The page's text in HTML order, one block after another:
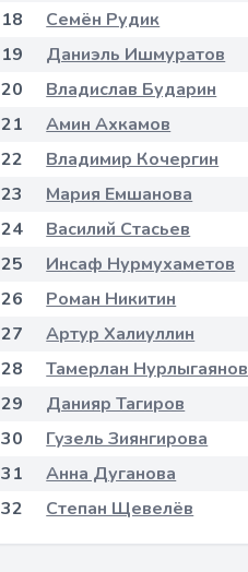
18
Семён Рудик
19
Даниэль Ишмуратов
20
Владислав Бударин
21
Амин Ахкамов
22
Владимир Кочергин
23
Мария Емшанова
24
Василий Стасьев
25
Инсаф Нурмухаметов
26
Роман Никитин
27
Артур Халиуллин
28
Тамерлан Нурлыгаянов
29
Данияр Тагиров
30
Гузель Зиянгирова
31
Анна Дуганова
32
Степан Щевелёв